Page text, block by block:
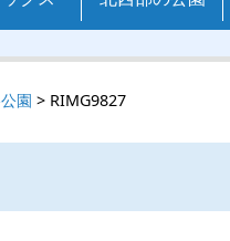
園 > RIMG9827